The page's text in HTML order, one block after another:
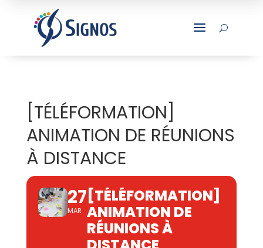
a U
[TÉLÉFORMATION]
ANIMATION DE RÉUNIONS
À DISTANCE
27
MAR
[TÉLÉFORMATION]
ANIMATION DE
RÉUNIONS À